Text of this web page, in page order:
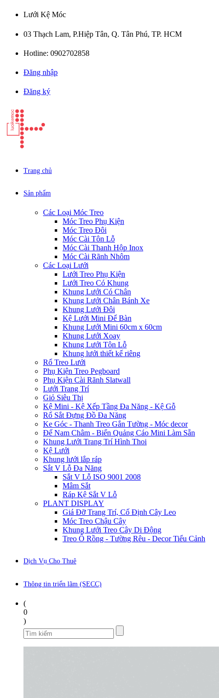
Lưới Kệ Móc
03 Thạch Lam, P.Hiệp Tân, Q. Tân Phú, TP. HCM
Hotline: 0902702858
Đăng nhập
Đăng ký
Trang chủ
Sản phẩm
Các Loại Móc Treo
Móc Treo Phụ Kiện
Móc Treo Đôi
Móc Cài Tôn Lỗ
Móc Cài Thanh Hộp Inox
Móc Cài Rãnh Nhôm
Các Loại Lưới
Lưới Treo Phụ Kiện
Lưới Treo Có Khung
Khung Lưới Có Chân
Khung Lưới Chân Bánh Xe
Khung Lưới Đôi
Kệ Lưới Mini Để Bàn
Khung Lưới Mini 60cm x 60cm
Khung Lưới Xoay
Khung Lưới Tôn Lỗ
Khung lưới thiết kế riêng
Rổ Treo Lưới
Phụ Kiện Treo Pegboard
Phụ Kiện Cài Rãnh Slatwall
Lưới Trang Trí
Giỏ Siêu Thị
Kệ Mini - Kệ Xếp Tầng Đa Năng - Kệ Gỗ
Rổ Sắt Đựng Đồ Đa Năng
Ke Góc - Thanh Treo Gắn Tường - Móc decor
Đế Nam Châm - Biển Quảng Cáo Mini Làm Sẵn
Khung Lưới Trang Trí Hình Thoi
Kệ Lưới
Khung lưới lắp ráp
Sắt V Lỗ Đa Năng
Sắt V Lỗ ISO 9001 2008
Mâm Sắt
Ráp Kệ Sắt V Lỗ
PLANT DISPLAY
Giá Đỡ Trang Trí, Cố Định Cây Leo
Móc Treo Chậu Cây
Khung Lưới Treo Cây Di Động
Treo Ổ Rồng - Tường Rêu - Decor Tiểu Cảnh
Dịch Vụ Cho Thuê
Thông tin triển lãm (SECC)
(
0
)